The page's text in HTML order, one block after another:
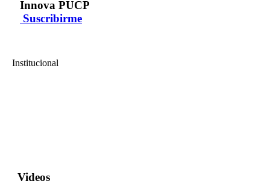
Innova PUCP
Suscribirme
Institucional
Videos